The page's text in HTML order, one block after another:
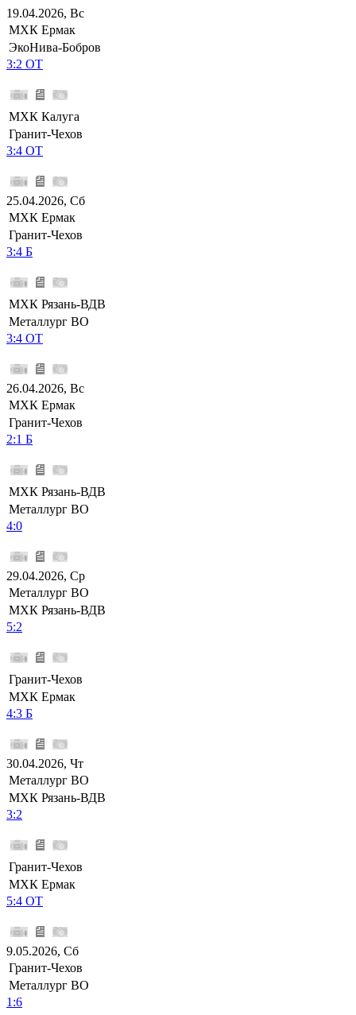
19.04.2026, Вс
МХК Ермак
ЭкоНива-Бобров
3:2 ОТ
МХК Калуга
Гранит-Чехов
3:4 ОТ
25.04.2026, Сб
МХК Ермак
Гранит-Чехов
3:4 Б
МХК Рязань-ВДВ
Металлург ВО
3:4 ОТ
26.04.2026, Вс
МХК Ермак
Гранит-Чехов
2:1 Б
МХК Рязань-ВДВ
Металлург ВО
4:0
29.04.2026, Ср
Металлург ВО
МХК Рязань-ВДВ
5:2
Гранит-Чехов
МХК Ермак
4:3 Б
30.04.2026, Чт
Металлург ВО
МХК Рязань-ВДВ
3:2
Гранит-Чехов
МХК Ермак
5:4 ОТ
9.05.2026, Сб
Гранит-Чехов
Металлург ВО
1:6